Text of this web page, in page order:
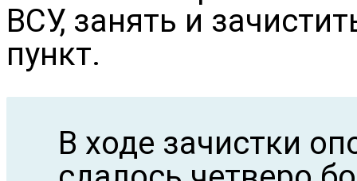
ВСУ, занять и
пункт.
В ходе зачистки